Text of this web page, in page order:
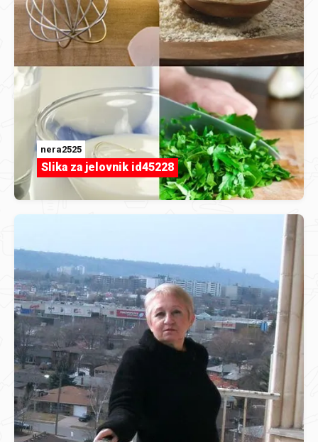
nera2525
Slika za jelovnik id45228